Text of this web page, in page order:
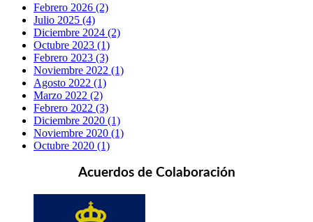
Febrero 2026 (2)
Julio 2025 (4)
Diciembre 2024 (2)
Octubre 2023 (1)
Febrero 2023 (3)
Noviembre 2022 (1)
Agosto 2022 (1)
Marzo 2022 (2)
Febrero 2022 (3)
Diciembre 2020 (1)
Noviembre 2020 (1)
Octubre 2020 (1)
Acuerdos de Colaboración